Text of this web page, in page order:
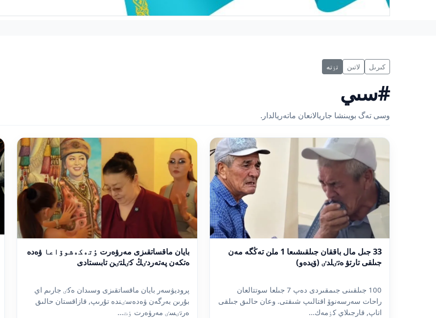
كىرىل لاتىن تٶتە
#سىي
وسى تەگ بويىنشا جاريالانعان ماتەريالدار.
33 جىل مال باققان جىلقىشىعا 1 ملن تەڭگە مەن
جىلقى تارتۋ ەتٸلدٸ (ۆيدەو)
100 جىلقىنى جىمقىردى دەپ 7 جىلعا سوتتالعان
راحات سەرسەنوۆ اقتالىپ شىقتى. وعان حالىق جىلقى
اتاپ, قارجىلاي كٶمەك...
بايان ماقساتقىزى مەرۋەرت ٶتەكەشوۆاعا ۋەدە
ەتكەن پەتەردٸڭ كٸلتٸن تابىستادى
پروديۋسەر بايان ماقساتقىزى وسىدان ەكٸ جارىم اي
بۇرىن بەرگەن ۋەدەسٸندە تۇرىپ, قازاقستان حالىق
ەرتٸسٸ مەرۋەرت ٶت...